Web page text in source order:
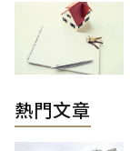
熱門文章